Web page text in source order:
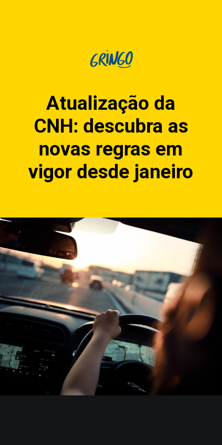
Atualização da
CNH: descubra as
novas regras em
vigor desde janeiro